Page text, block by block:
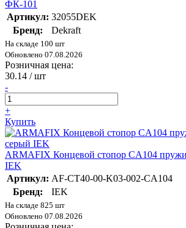
ФК-101
Артикул: 32055DEK
Бренд:
Dekraft
На складе 100 шт
Обновлено 07.08.2026
Розничная цена:
30.14 / шт
-
+
Купить
ARMAFIX Концевой стопор CA104
IEK
Артикул: AF-CT40-00-K03-002-CA104
Бренд:
IEK
На складе 825 шт
Обновлено 07.08.2026